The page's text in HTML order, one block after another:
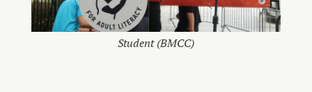
Student (BMCC)